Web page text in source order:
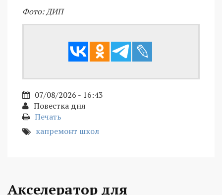
Фото: ДИП
07/08/2026 - 16:43
Повестка дня
Печать
капремонт школ
Акселератор для